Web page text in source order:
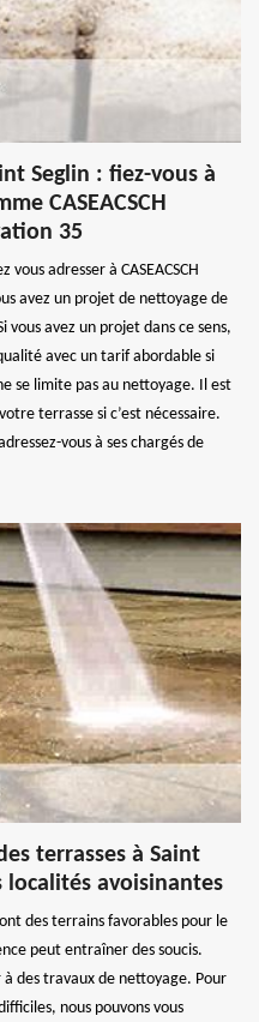
Seglin : fiez-vous à
CASEACSCH
35
adresser à CASEACSCH
avez un projet de nettoyage de
vous avez un projet dans ce sens,
avec un tarif abordable si
se limite pas au nettoyage. Il est
terrasse si c’est nécessaire.
vous à ses chargés de
terrasses à Saint
localités avoisinantes
des terrains favorables pour le
peut entraîner des soucis.
des travaux de nettoyage. Pour
nous pouvons vous